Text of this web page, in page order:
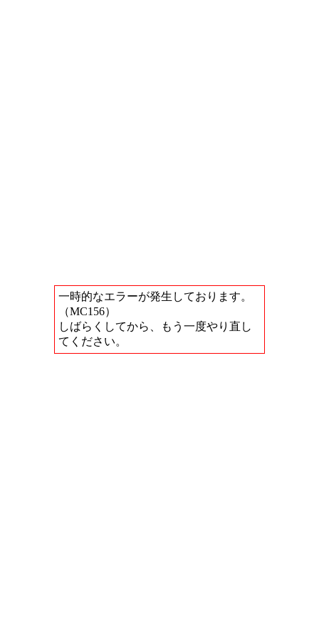
一時的なエラーが発生しております。
（MC156）
しばらくしてから、もう一度やり直し
てください。